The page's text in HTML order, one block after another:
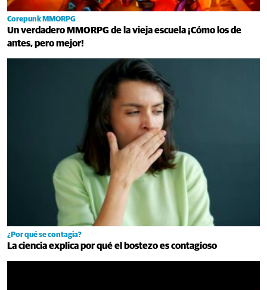
Corepunk MMORPG
Un verdadero MMORPG de la vieja escuela ¡Cómo los de
antes, pero mejor!
¿Por qué se contagia?
La ciencia explica por qué el bostezo es contagioso